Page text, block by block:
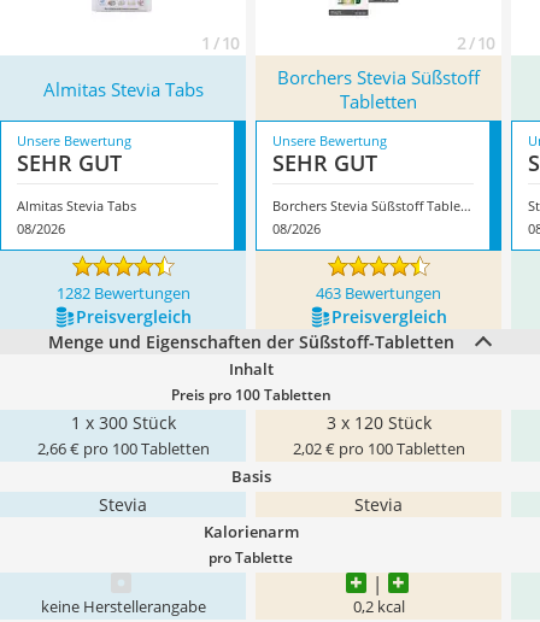
1 / 10 2 / 10
Almitas Stevia Tabs
Borchers Stevia Süßstoff
Tabletten
Unsere Bewertung
SEHR GUT
Almitas Stevia Tabs
08/2026
Unsere Bewertung
SEHR GUT
Borchers Stevia Süßstoff Tabletten
08/2026
1282 Bewertungen 463 Bewertungen
Preis­vergleich
Preis­vergleich
Menge und Eigenschaften der Süßstoff-Tabletten
Inhalt
Preis pro 100 Tabletten
1 x 300 Stück
2,66 € pro 100 Tabletten
3 x 120 Stück
2,02 € pro 100 Tabletten
Basis
Stevia Stevia
Kalorienarm
pro Tablette
keine Herstellerangabe 0,2 kcal